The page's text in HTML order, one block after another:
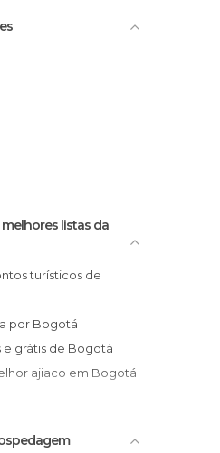
Bogota Airport
listas da
por Bogotá
e grátis de Bogotá
ajiaco em Bogotá